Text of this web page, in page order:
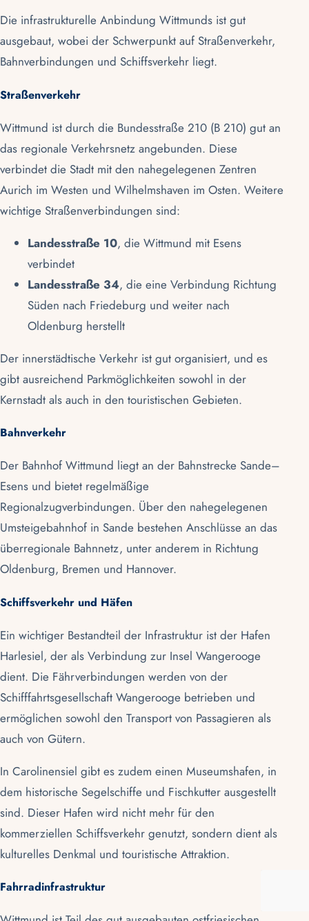
Die infrastrukturelle Anbindung Wittmunds ist gut
ausgebaut, wobei der Schwerpunkt auf Straßenverkehr,
Bahnverbindungen und Schiffsverkehr liegt.
Straßenverkehr
Wittmund ist durch die Bundesstraße 210 (B 210) gut an
das regionale Verkehrsnetz angebunden. Diese
verbindet die Stadt mit den nahegelegenen Zentren
Aurich im Westen und Wilhelmshaven im Osten. Weitere
wichtige Straßenverbindungen sind:
Landesstraße 10, die Wittmund mit Esens
verbindet
Landesstraße 34, die eine Verbindung Richtung
Süden nach Friedeburg und weiter nach
Oldenburg herstellt
Der innerstädtische Verkehr ist gut organisiert, und es
gibt ausreichend Parkmöglichkeiten sowohl in der
Kernstadt als auch in den touristischen Gebieten.
Bahnverkehr
Der Bahnhof Wittmund liegt an der Bahnstrecke Sande–
Esens und bietet regelmäßige
Regionalzugverbindungen. Über den nahegelegenen
Umsteigebahnhof in Sande bestehen Anschlüsse an das
überregionale Bahnnetz, unter anderem in Richtung
Oldenburg, Bremen und Hannover.
Schiffsverkehr und Häfen
Ein wichtiger Bestandteil der Infrastruktur ist der Hafen
Harlesiel, der als Verbindung zur Insel Wangerooge
dient. Die Fährverbindungen werden von der
Schifffahrtsgesellschaft Wangerooge betrieben und
ermöglichen sowohl den Transport von Passagieren als
auch von Gütern.
In Carolinensiel gibt es zudem einen Museumshafen, in
dem historische Segelschiffe und Fischkutter ausgestellt
sind. Dieser Hafen wird nicht mehr für den
kommerziellen Schiffsverkehr genutzt, sondern dient als
kulturelles Denkmal und touristische Attraktion.
Fahrradinfrastruktur